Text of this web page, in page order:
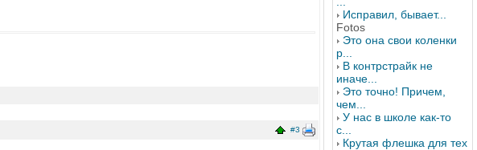
#3
Исправил, бывает...
Fotos
Это она свои коленки
р...
В контрстрайк не
иначе...
Это точно! Причем,
чем...
У нас в школе как-то
с...
Крутая флешка для тех